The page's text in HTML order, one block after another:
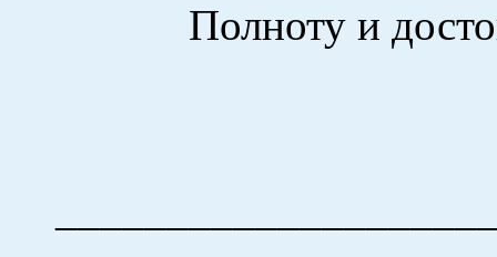
Полноту и